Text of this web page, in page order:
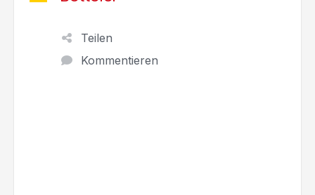
Teilen
Kommentieren